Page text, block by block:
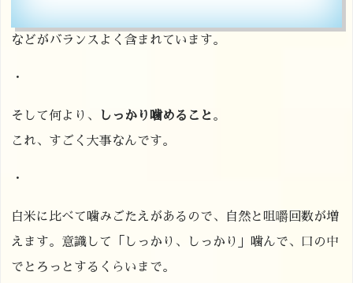
などがバランスよく含まれています。
・
そして何より、 しっかり噛めること。
これ、すごく大事なんです。
・
白米に比べて噛みごたえがあるので、自然と咀嚼回数が増
えます。意識して「しっかり、しっかり」噛んで、口の中
でとろっとするくらいまで。